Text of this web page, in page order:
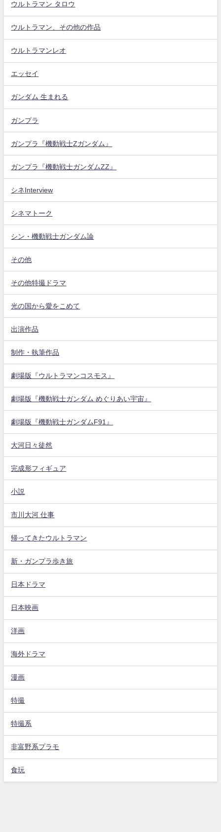
ウルトラマン タロウ
ウルトラマン、その他の作品
ウルトラマンレオ
エッセイ
ガンダム 生まれる
ガンプラ
ガンプラ『機動戦士Zガンダム』
ガンプラ『機動戦士ガンダムZZ』
シネInterview
シネマトーク
シン・機動戦士ガンダム論
その他
その他特撮ドラマ
光の国から愛をこめて
出演作品
制作・執筆作品
劇場版『ウルトラマンコスモス』
劇場版『機動戦士ガンダム めぐりあい宇宙』
劇場版『機動戦士ガンダムF91』
大河日々徒然
完成形フィギュア
小説
市川大河 仕事
帰ってきたウルトラマン
新・ガンプラ歩き旅
日本ドラマ
日本映画
洋画
海外ドラマ
漫画
特撮
特撮系
非富野系プラモ
食玩